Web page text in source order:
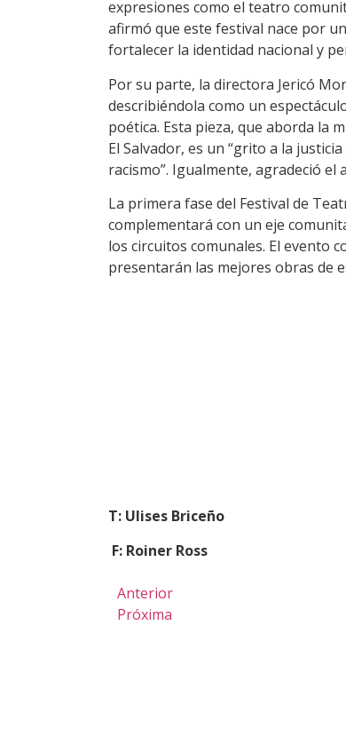
expresiones como el teatro
afirmó que este festival nace por
fortalecer la identidad nacional y
Por su parte, la directora Jericó
describiéndola como un
poética. Esta pieza, que aborda la
El Salvador, es un “grito a la
racismo”. Igualmente, agradeció el
La primera fase del Festival de
complementará con un eje
los circuitos comunales. El evento
presentarán las mejores obras de
T: Ulises Briceño
F: Roiner Ross
Anterior
Próxima